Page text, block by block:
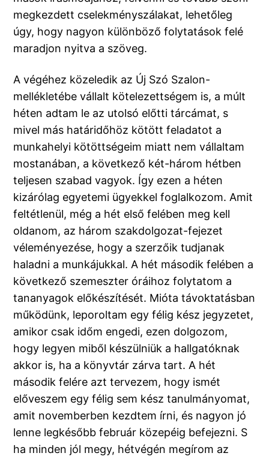
megkezdett cselekményszálakat, lehetőleg
úgy, hogy nagyon különböző folytatások felé
maradjon nyitva a szöveg.
A végéhez közeledik az Új Szó Szalon-
mellékletébe vállalt kötelezettségem is, a múlt
héten adtam le az utolsó előtti tárcámat, s
mivel más határidőhöz kötött feladatot a
munkahelyi kötöttségeim miatt nem vállaltam
mostanában, a következő két-három hétben
teljesen szabad vagyok. Így ezen a héten
kizárólag egyetemi ügyekkel foglalkozom. Amit
feltétlenül, még a hét első felében meg kell
oldanom, az három szakdolgozat-fejezet
véleményezése, hogy a szerzőik tudjanak
haladni a munkájukkal. A hét második felében a
következő szemeszter óráihoz folytatom a
tananyagok előkészítését. Mióta távoktatásban
működünk, leporoltam egy félig kész jegyzetet,
amikor csak időm engedi, ezen dolgozom,
hogy legyen miből készülniük a hallgatóknak
akkor is, ha a könyvtár zárva tart. A hét
második felére azt tervezem, hogy ismét
előveszem egy félig sem kész tanulmányomat,
amit novemberben kezdtem írni, és nagyon jó
lenne legkésőbb február közepéig befejezni. S
ha minden jól megy, hétvégén megírom az